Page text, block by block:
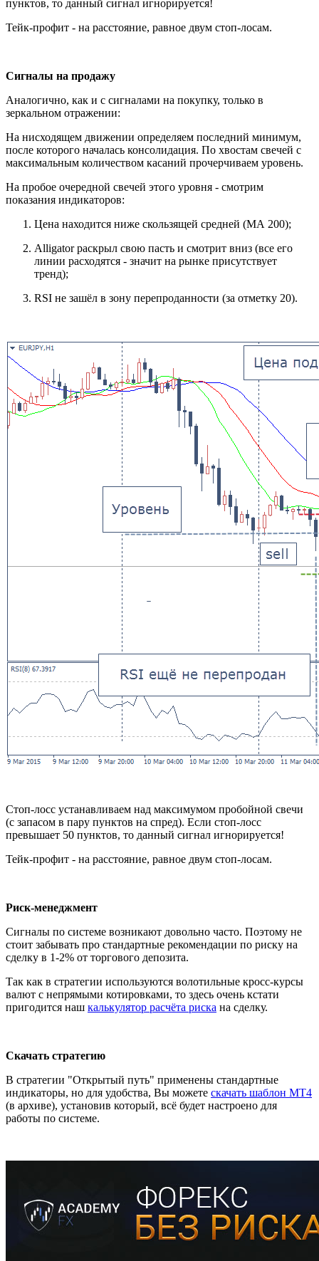
пунктов, то данный сигнал игнорируется!
Тейк-профит - на расстояние, равное двум стоп-лосам.
Сигналы на продажу
Аналогично, как и с сигналами на покупку, только в
зеркальном отражении:
На нисходящем движении определяем последний минимум,
после которого началась консолидация. По хвостам свечей с
максимальным количеством касаний прочерчиваем уровень.
На пробое очередной свечей этого уровня - смотрим
показания индикаторов:
Цена находится ниже скользящей средней (МА 200);
Alligator раскрыл свою пасть и смотрит вниз (все его
линии расходятся - значит на рынке присутствует
тренд);
RSI не зашёл в зону перепроданности (за отметку 20).
Стоп-лосс устанавливаем над максимумом пробойной свечи
(с запасом в пару пунктов на спред). Если стоп-лосс
превышает 50 пунктов, то данный сигнал игнорируется!
Тейк-профит - на расстояние, равное двум стоп-лосам.
Риск-менеджмент
Сигналы по системе возникают довольно часто. Поэтому не
стоит забывать про стандартные рекомендации по риску на
сделку в 1-2% от торгового депозита.
Так как в стратегии используются волотильные кросс-курсы
валют с непрямыми котировками, то здесь очень кстати
пригодится наш калькулятор расчёта риска на сделку.
Скачать стратегию
В стратегии "Открытый путь" применены стандартные
индикаторы, но для удобства, Вы можете скачать шаблон MT4
(в архиве), установив который, всё будет настроено для
работы по системе.